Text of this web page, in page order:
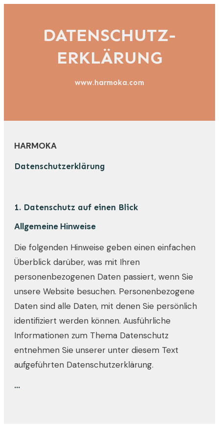
DATENSCHUTZ-
ERKLÄRUNG
www.harmoka.com
HARMOKA
Datenschutzerklärung
1. Datenschutz auf einen Blick
Allgemeine Hinweise
Die folgenden Hinweise geben einen einfachen
Überblick darüber, was mit Ihren
personenbezogenen Daten passiert, wenn Sie
unsere Website besuchen. Personenbezogene
Daten sind alle Daten, mit denen Sie persönlich
identifiziert werden können. Ausführliche
Informationen zum Thema Datenschutz
entnehmen Sie unserer unter diesem Text
aufgeführten Datenschutzerklärung.
...